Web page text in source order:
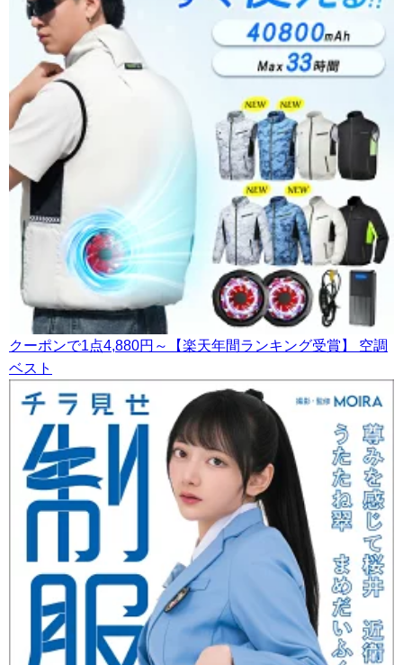
クーポンで1点4,880円～【楽天年間ランキング受賞】 空調
ベスト